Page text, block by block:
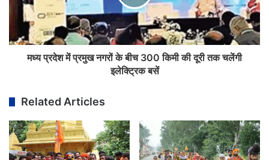
मध्य प्रदेश में प्रमुख नगरों के बीच 300 किमी की दूरी तक चलेंगी
इलेक्ट्रिक बसें
Related Articles